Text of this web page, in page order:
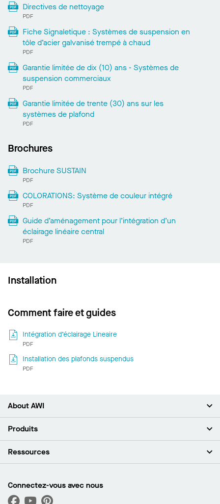
Directives de nettoyage
PDF
Fiche Signaletique : Systèmes de suspension en
tôle d’acier galvanisé trempé à chaud
PDF
Garantie limitée de dix (10) ans - Systèmes de
suspension commerciaux
PDF
Garantie limitée de trente (30) ans sur les
systèmes de plafond
PDF
Brochures
Brochure SUSTAIN
PDF
COLORATIONS: Système de couleur intégré
PDF
Guide d’aménagement pour l’intégration d’un
éclairage linéaire central
PDF
Installation
Comment faire et guides
Intégration d’éclairage Lineaire
PDF
Installation des plafonds suspendus
PDF
About AWI
À propos de nous
Espace presse
Quelles sont mes options d’achat?
Produits
Plafonds
Capacités sur mesure
Performance
Ressources
Trouver un distributeur
Connectez-vous avec nous